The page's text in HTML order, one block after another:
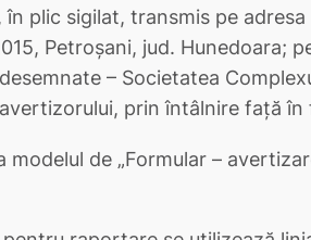
în plic sigilat, transmis pe
Petroșani, jud. Hunedoara;
– Societatea
prin întâlnire față
modelul de „Formular –